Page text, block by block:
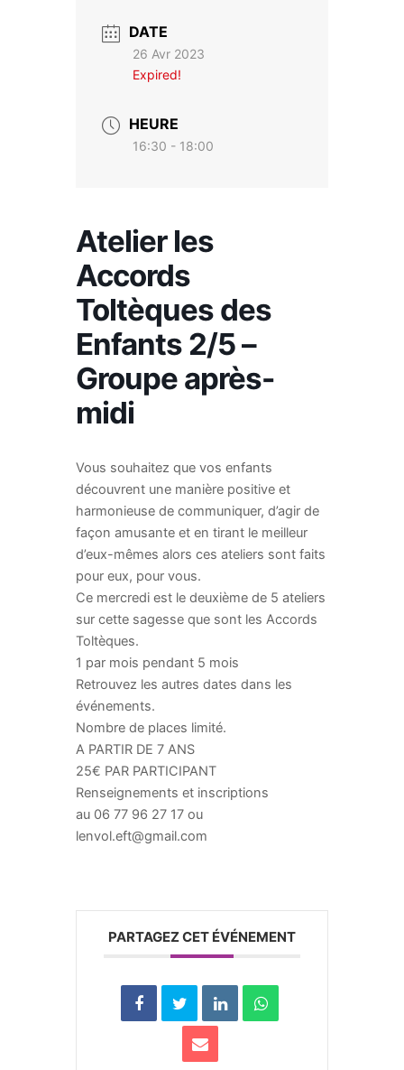
DATE
26 Avr 2023
Expired!
HEURE
16:30 - 18:00
Atelier les
Accords
Toltèques des
Enfants 2/5 –
Groupe après-
midi
Vous souhaitez que vos enfants
découvrent une manière positive et
harmonieuse de communiquer, d’agir de
façon amusante et en tirant le meilleur
d’eux-mêmes alors ces ateliers sont faits
pour eux, pour vous.
Ce mercredi est le deuxième de 5 ateliers
sur cette sagesse que sont les Accords
Toltèques.
1 par mois pendant 5 mois
Retrouvez les autres dates dans les
événements.
Nombre de places limité.
A PARTIR DE 7 ANS
25€ PAR PARTICIPANT
Renseignements et inscriptions
au 06 77 96 27 17 ou
lenvol.eft@gmail.com
PARTAGEZ CET ÉVÉNEMENT